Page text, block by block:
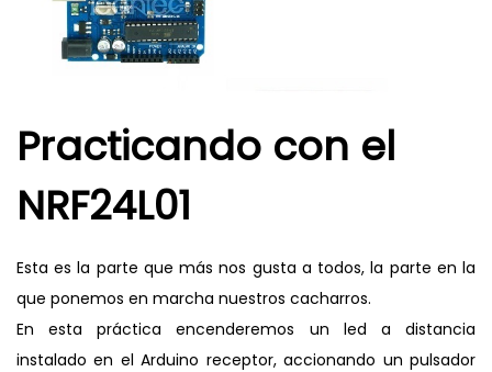
Practicando con el
NRF24L01
Esta es la parte que más nos gusta a todos, la parte en la
que ponemos en marcha nuestros cacharros.
En esta práctica encenderemos un led a distancia
instalado en el Arduino receptor, accionando un pulsador